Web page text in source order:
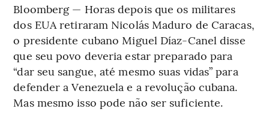
Bloomberg — Horas depois que os militares
dos EUA retiraram Nicolás Maduro de Caracas,
o presidente cubano Miguel Díaz-Canel disse
que seu povo deveria estar preparado para
“dar seu sangue, até mesmo suas vidas” para
defender a Venezuela e a revolução cubana.
Mas mesmo isso pode não ser suficiente.